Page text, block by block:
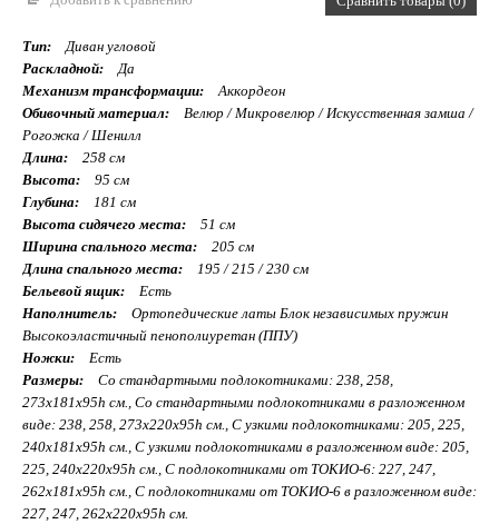
Тип:
Диван угловой
Раскладной:
Да
Механизм трансформации:
Аккордеон
Обивочный материал:
Велюр / Микровелюр / Искусственная замша /
Рогожка / Шенилл
Длина:
258 см
Высота:
95 см
Глубина:
181 см
Высота сидячего места:
51 см
Ширина спального места:
205 см
Длина спального места:
195 / 215 / 230 см
Бельевой ящик:
Есть
Наполнитель:
Ортопедические латы Блок независимых пружин
Высокоэластичный пенополиуретан (ППУ)
Ножки:
Есть
Размеры:
Со стандартными подлокотниками: 238, 258,
273х181х95h см., Со стандартными подлокотниками в разложенном
виде: 238, 258, 273х220х95h см., С узкими подлокотниками: 205, 225,
240х181х95h см., С узкими подлокотниками в разложенном виде: 205,
225, 240х220х95h см., С подлокотниками от ТОКИО-6: 227, 247,
262х181х95h см., С подлокотниками от ТОКИО-6 в разложенном виде:
227, 247, 262х220х95h см.